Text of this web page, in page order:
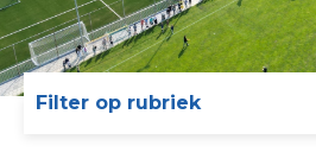
Filter op rubriek